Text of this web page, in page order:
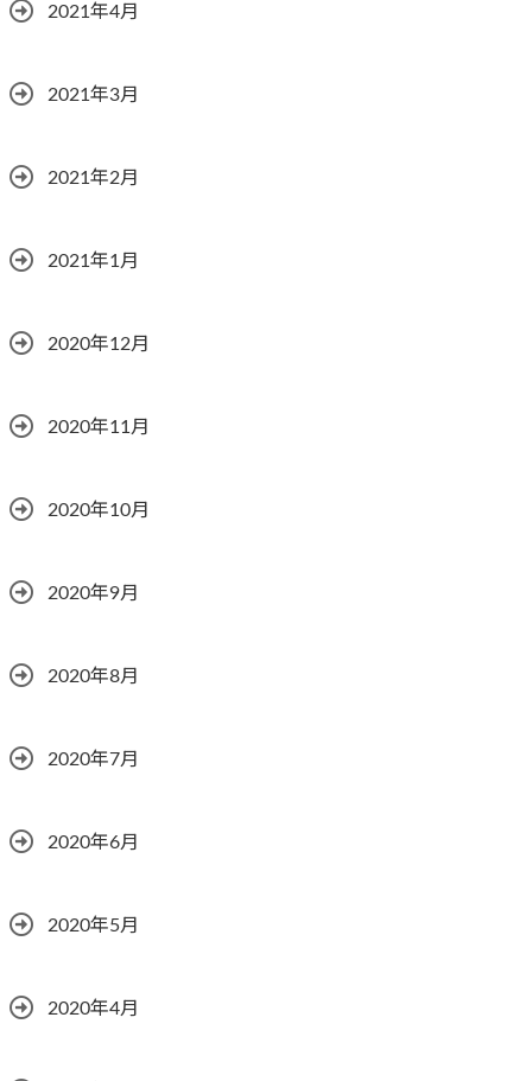
2021年4月
2021年3月
2021年2月
2021年1月
2020年12月
2020年11月
2020年10月
2020年9月
2020年8月
2020年7月
2020年6月
2020年5月
2020年4月